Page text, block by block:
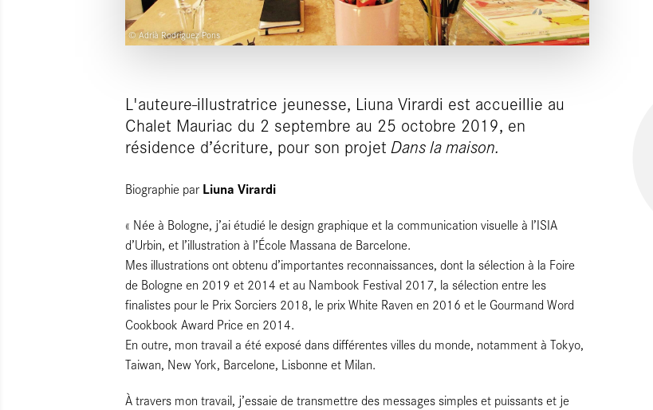
© Adrià Rodriguez Pons
L'auteure-illustratrice jeunesse, Liuna Virardi est accueillie au
Chalet Mauriac du 2 septembre au 25 octobre 2019, en
résidence d’écriture, pour son projet Dans la maison.
Biographie parLiuna Virardi
« Née à Bologne, j’ai étudié le design graphique et la communication visuelle à l’ISIA
d’Urbin, et l’illustration à l’École Massana de Barcelone.
Mes illustrations ont obtenu d’importantes reconnaissances, dont la sélection à la Foire
de Bologne en 2019 et 2014 et au Nambook Festival 2017, la sélection entre les
finalistes pour le Prix Sorciers 2018, le prix White Raven en 2016 et le Gourmand Word
Cookbook Award Price en 2014.
En outre, mon travail a été exposé dans différentes villes du monde, notamment à Tokyo,
Taiwan, New York, Barcelone, Lisbonne et Milan.
À travers mon travail, j’essaie de transmettre des messages simples et puissants et je